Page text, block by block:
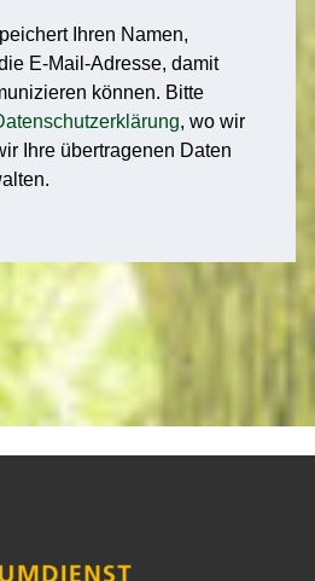
Ihren Namen,
E-Mail-Adresse, damit
können. Bitte
, wo wir
Ihre übertragenen Daten